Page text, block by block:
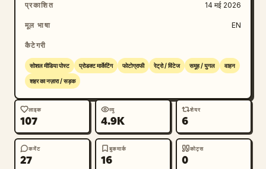
प्रकाशित 14 मई 2026
मूल भाषा EN
कैटेगरी
सोशल मीडिया पोस्ट प्रोडक्ट मार्केटिंग फोटोग्राफी रेट्रो / विंटेज समूह / युगल वाहन
शहर का नज़ारा / सड़क
लाइक
107
व्यू
4.9K
शेयर
6
कमेंट
27
बुकमार्क
16
कोट्स
0